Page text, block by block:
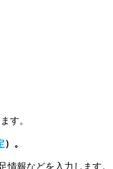
す。
）。
情報などを入力します。